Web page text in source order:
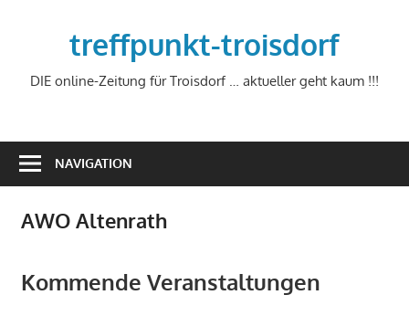
treffpunkt-troisdorf
DIE online-Zeitung für Troisdorf … aktueller geht kaum !!!
NAVIGATION
AWO Altenrath
Kommende Veranstaltungen